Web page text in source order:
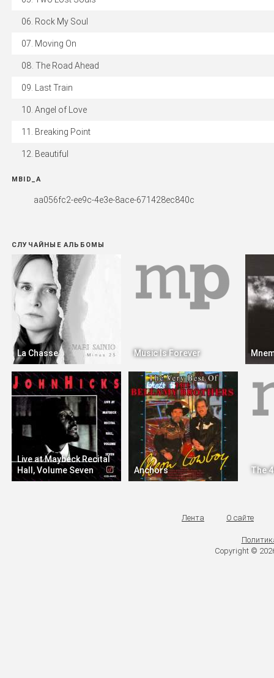
Rock My Soul
Moving On
The Road Ahead
Last Train
Angel of Love
Breaking Point
Beautiful
MBID_A
aa056fc2-ee9c-4e3e-8ace-671428ec840c
СЛУЧАЙНЫЕ АЛЬБОМЫ
La Chasse Music Is Forever
Live at Maybeck Recital
Hall, Volume Seven
Anchors The
Лента О сайте
Copyright ©